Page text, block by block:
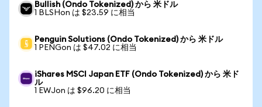
Bullish (Ondo Tokenized) から 米ドル
1 BLSHon は $23.59 に相当
Penguin Solutions (Ondo Tokenized) から 米ドル
1 PENGon は $47.02 に相当
iShares MSCI Japan ETF (Ondo Tokenized) から 米ド
ル
1 EWJon は $96.20 に相当